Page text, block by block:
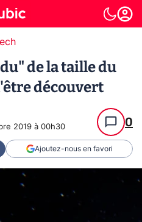
de la taille du
découvert
2019 à 00h30 0
Ajoutez-nous en favori